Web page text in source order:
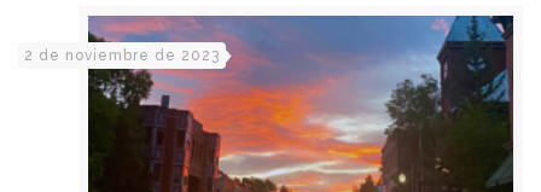
2 de noviembre de 2023